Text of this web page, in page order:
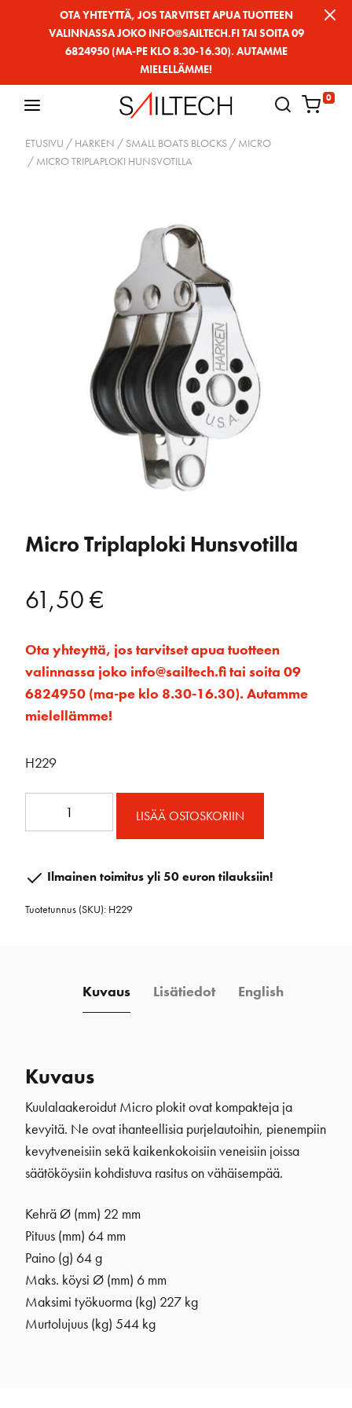
OTA YHTEYTTÄ, JOS TARVITSET APUA TUOTTEEN
VALINNASSA JOKO INFO@SAILTECH.FI TAI SOITA 09
6824950 (MA-PE KLO 8.30-16.30). AUTAMME
MIELELLÄMME!
0
ETUSIVU / HARKEN / SMALL BOATS BLOCKS / MICRO
/ MICRO TRIPLAPLOKI HUNSVOTILLA
Micro Triplaploki Hunsvotilla
61,50€
Ota yhteyttä, jos tarvitset apua tuotteen
valinnassa joko info@sailtech.fi tai soita 09
6824950 (ma-pe klo 8.30-16.30). Autamme
mielellämme!
H229
määrä
LISÄÄ OSTOSKORIIN
Ilmainen toimitus yli 50 euron tilauksiin!
Tuotetunnus (SKU): H229
Kuvaus Lisätiedot English
Kuvaus
Kuulalaakeroidut Micro plokit ovat kompakteja ja
kevyitä. Ne ovat ihanteellisia purjelautoihin, pienempiin
kevytveneisiin sekä kaikenkokoisiin veneisiin joissa
säätököysiin kohdistuva rasitus on vähäisempää.
Kehrä Ø (mm) 22 mm
Pituus (mm) 64 mm
Paino (g) 64 g
Maks. köysi Ø (mm) 6 mm
Maksimi työkuorma (kg) 227 kg
Murtolujuus (kg) 544 kg